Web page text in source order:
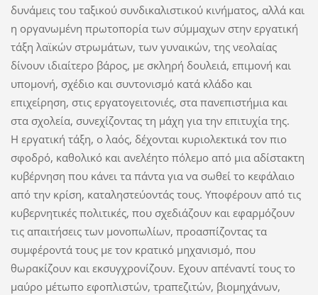
δυνάμεις του ταξικού συνδικαλιστικού κινήματος, αλλά και
η οργανωμένη πρωτοπορία των σύμμαχων στην εργατική
τάξη λαϊκών στρωμάτων, των γυναικών, της νεολαίας
δίνουν ιδιαίτερο βάρος, με σκληρή δουλειά, επιμονή και
υπομονή, σχέδιο και συντονισμό κατά κλάδο και
επιχείρηση, στις εργατογειτονιές, στα πανεπιστήμια και
στα σχολεία, συνεχίζοντας τη μάχη για την επιτυχία της.
Η εργατική τάξη, ο λαός, δέχονται κυριολεκτικά τον πιο
σφοδρό, καθολικό και ανελέητο πόλεμο από μια αδίστακτη
κυβέρνηση που κάνει τα πάντα για να σωθεί το κεφάλαιο
από την κρίση, καταληστεύοντάς τους. Υποφέρουν από τις
κυβερνητικές πολιτικές, που σχεδιάζουν και εφαρμόζουν
τις απαιτήσεις των μονοπωλίων, προασπίζοντας τα
συμφέροντά τους με τον κρατικό μηχανισμό, που
θωρακίζουν και εκσυγχρονίζουν. Εχουν απέναντί τους το
μαύρο μέτωπο εφοπλιστών, τραπεζιτών, βιομηχάνων,